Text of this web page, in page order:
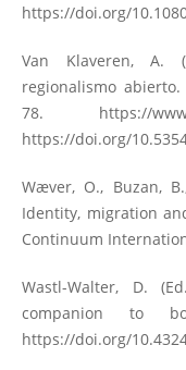
https://doi.org/
Van Klaveren, A.
regionalismo abierto.
78. https://
https://doi.org/
Wæver, O., Buzan,
Identity, migration
Continuum
Wastl-Walter, D.
companion to
https://doi.org/